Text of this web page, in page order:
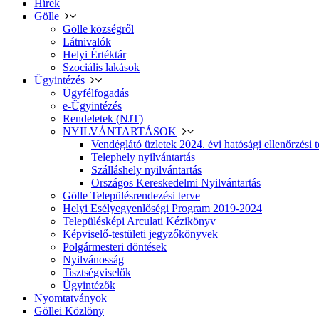
Hírek
Gölle
Gölle községről
Látnivalók
Helyi Értéktár
Szociális lakások
Ügyintézés
Ügyfélfogadás
e-Ügyintézés
Rendeletek (NJT)
NYILVÁNTARTÁSOK
Vendéglátó üzletek 2024. évi hatósági ellenőrzési
Telephely nyilvántartás
Szálláshely nyilvántartás
Országos Kereskedelmi Nyilvántartás
Gölle Településrendezési terve
Helyi Esélyegyenlőségi Program 2019-2024
Településképi Arculati Kézikönyv
Képviselő-testületi jegyzőkönyvek
Polgármesteri döntések
Nyilvánosság
Tisztségviselők
Ügyintézők
Nyomtatványok
Göllei Közlöny